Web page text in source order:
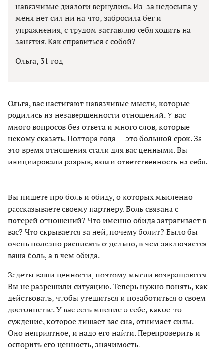
навязчивые диалоги вернулись. Из-за недосыпа у
меня нет сил ни на что, забросила бег и
упражнения, с трудом заставляю себя ходить на
занятия. Как справиться с собой?
Ольга, 31 год
Ольга, вас настигают навязчивые мысли, которые
родились из незавершенности отношений. У вас
много вопросов без ответа и много слов, которые
некому сказать. Полтора года — это большой срок. За
это время отношения стали для вас ценными. Вы
инициировали разрыв, взяли ответственность на себя.
Вы пишете про боль и обиду, о которых мысленно
рассказываете своему партнеру. Боль связана с
потерей отношений? Что именно обида затрагивает в
вас? Что скрывается за ней, почему болит? Было бы
очень полезно расписать отдельно, в чем заключается
ваша боль, а в чем обида.
Задеты ваши ценности, поэтому мысли возвращаются.
Вы не разрешили ситуацию. Теперь нужно понять, как
действовать, чтобы утешиться и позаботиться о своем
достоинстве. У вас есть мнение о себе, какое-то
суждение, которое лишает вас сна, отнимает силы.
Оно неприятное, и надо его найти. Перепроверить и
оспорить его ценность, значимость.